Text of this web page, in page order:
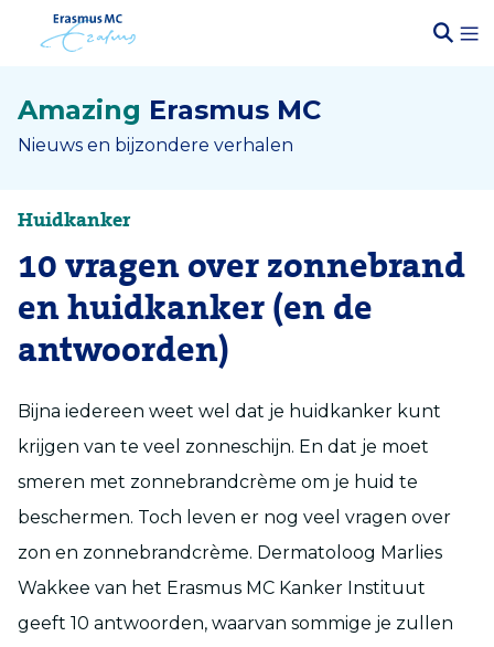
Amazing Erasmus MC
Nieuws en bijzondere verhalen
Huidkanker
10 vragen over zonnebrand
en huidkanker (en de
antwoorden)
Bijna iedereen weet wel dat je huidkanker kunt
krijgen van te veel zonneschijn. En dat je moet
smeren met zonnebrandcrème om je huid te
beschermen. Toch leven er nog veel vragen over
zon en zonnebrandcrème. Dermatoloog Marlies
Wakkee van het Erasmus MC Kanker Instituut
geeft 10 antwoorden, waarvan sommige je zullen